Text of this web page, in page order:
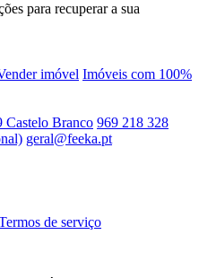
para recuperar a sua
imóvel Imóveis com 100%
Castelo Branco 969 218 328
geral@feeka.pt
de serviço